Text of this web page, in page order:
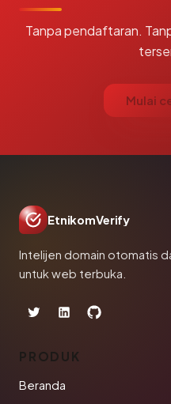
Tanpa pendaftaran.
Mulai
EtnikomVerify
Intelijen domain otomatis
untuk web terbuka.
PRODUK
Beranda